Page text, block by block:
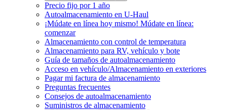
Precio fijo por 1 año
Autoalmacenamiento en U-Haul
¡Múdate en línea hoy mismo! Múdate en línea:
comenzar
Almacenamiento con control de temperatura
Almacenamiento para RV, vehículo y bote
Guía de tamaños de autoalmacenamiento
Acceso en vehículo/Almacenamiento en exteriores
Pagar mi factura de almacenamiento
Preguntas frecuentes
Consejos de autoalmacenamiento
Suministros de almacenamiento